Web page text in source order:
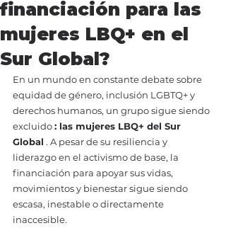
financiación para las
mujeres LBQ+ en el
Sur Global?
En un mundo en constante debate sobre
equidad de género, inclusión LGBTQ+ y
derechos humanos, un grupo sigue siendo
excluido : las mujeres LBQ+ del Sur
Global . A pesar de su resiliencia y
liderazgo en el activismo de base, la
financiación para apoyar sus vidas,
movimientos y bienestar sigue siendo
escasa, inestable o directamente
inaccesible.